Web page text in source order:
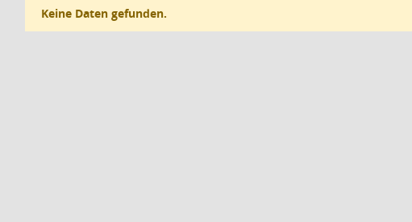
Keine Daten gefunden.